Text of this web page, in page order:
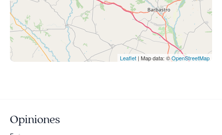
Leaflet | Map data: ©OpenStreetMap
Opiniones